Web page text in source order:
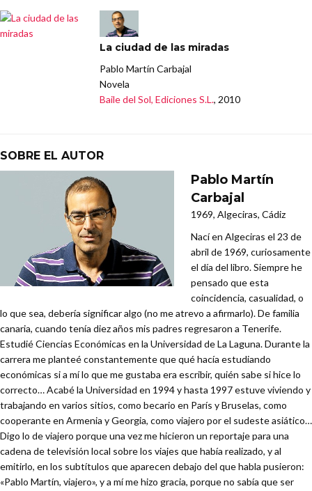
La ciudad de las miradas
Pablo Martín Carbajal
Novela
Baile del Sol, Ediciones S.L., 2010
SOBRE EL AUTOR
Pablo Martín
Carbajal
1969, Algeciras, Cádiz
Nací en Algeciras el 23 de
abril de 1969, curiosamente
el día del libro. Siempre he
pensado que esta
coincidencia, casualidad, o
lo que sea, debería significar algo (no me atrevo a afirmarlo). De familia
canaria, cuando tenía diez años mis padres regresaron a Tenerife.
Estudié Ciencias Económicas en la Universidad de La Laguna. Durante la
carrera me planteé constantemente que qué hacía estudiando
económicas si a mí lo que me gustaba era escribir, quién sabe si hice lo
correcto… Acabé la Universidad en 1994 y hasta 1997 estuve viviendo y
trabajando en varios sitios, como becario en París y Bruselas, como
cooperante en Armenia y Georgia, como viajero por el sudeste asiático…
Digo lo de viajero porque una vez me hicieron un reportaje para una
cadena de televisión local sobre los viajes que había realizado, y al
emitirlo, en los subtítulos que aparecen debajo del que habla pusieron:
«Pablo Martín, viajero», y a mí me hizo gracia, porque no sabía que ser